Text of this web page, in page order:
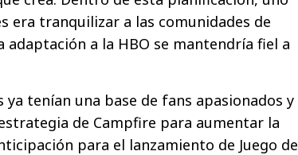
era tranquilizar a las comunidades de
adaptación a la HBO se mantendría fiel a
ya tenían una base de fans apasionados y
de Campfire para aumentar la
para el lanzamiento de Juego de